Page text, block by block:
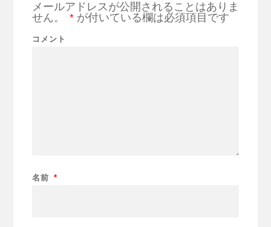
メールアドレスが公開されることはありま
せん。
*が付いている欄は必須項目です
コメント
名前 *